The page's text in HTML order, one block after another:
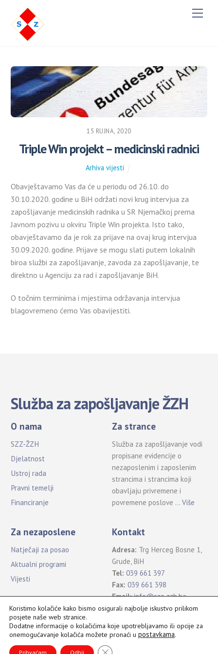
15 RUJNA, 2020
Triple Win projekt – medicinski radnici
Arhiva vijesti
Obavještavamo Vas da će u periodu od 26.10. do
30.10.2020. godine u BiH održati novi krug intervjua za
zapošljavanje medicinskih radnika u SR Njemačkoj prema
Javnom pozivu u okviru Triple Win projekta. Isto tako,
obavještavamo da je rok za prijave na ovaj krug intervjua
30.09.2020. godine. Prijave se mogu slati putem lokalnih
biroa službi za zapošljavanje, zavoda za zapošljavanje, te
direktno u Agenciju za rad i zapošljavanje BiH.
O točnim terminima i mjestima održavanja intervjua
blagovremeno ćemo Vas obavijestiti.
Služba za zapošljavanje ŽZH
O nama
SZZ-ŽZH
Djelatnost
Ustroj rada
Pravni temelji
Financiranje
Za strance
Služba za zapošljavanje vodi
propisane evidencije o
nezaposlenim i zaposlenim
strancima i strancima koji
obavljaju privremene i
povremene poslove …Više
Za nezaposlene
Natječaji za posao
Aktualni programi
Vijesti
Kontakt
Adresa: Trg Herceg Bosne 1,
Grude, BiH
Tel: 039 661 397
Fax: 039 661 398
Email: info@szz-zzh.ba
Sva prava pridržana Služba za zapošljavanje ŽZH ©2021
Koristimo kolačiće kako bismo osigurali najbolje iskustvo prilikom
posjete naše web stranice.
Dodatne informacije o kolačićima koje upotrebljavamo ili opcije za
onemogućavanje kolačića možete pronaći u postavkama.
Prihvaćam Odbij CLOSE GDPR COOKIE BANNER